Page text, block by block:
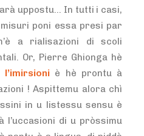
uppostu… In tutti i casi,
poni essa presi par
a rialisazioni di scoli
Or, Pierre Ghionga hè
è hè prontu à
! Aspittemu alora chì
in u listessu sensu è
l’uccasioni di u pròssimu